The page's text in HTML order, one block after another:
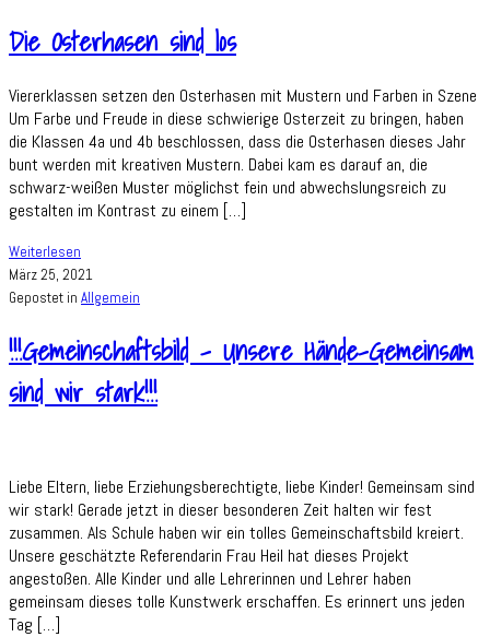
Die Osterhasen sind los
Viererklassen setzen den Osterhasen mit Mustern und Farben in Szene
Um Farbe und Freude in diese schwierige Osterzeit zu bringen, haben
die Klassen 4a und 4b beschlossen, dass die Osterhasen dieses Jahr
bunt werden mit kreativen Mustern. Dabei kam es darauf an, die
schwarz-weißen Muster möglichst fein und abwechslungsreich zu
gestalten im Kontrast zu einem […]
Weiterlesen
Osterhasen
sind
März 25, 2021
Gepostet in Allgemein
!!!Gemeinschaftsbild – Unsere Hände-Gemeinsam
sind wir stark!!!
Liebe Eltern, liebe Erziehungsberechtigte, liebe Kinder! Gemeinsam sind
wir stark! Gerade jetzt in dieser besonderen Zeit halten wir fest
zusammen. Als Schule haben wir ein tolles Gemeinschaftsbild kreiert.
Unsere geschätzte Referendarin Frau Heil hat dieses Projekt
angestoßen. Alle Kinder und alle Lehrerinnen und Lehrer haben
gemeinsam dieses tolle Kunstwerk erschaffen. Es erinnert uns jeden
Tag […]